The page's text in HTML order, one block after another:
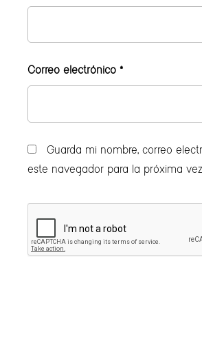
Correo electrónico *
Guarda mi nombre, correo
este navegador para la próxima